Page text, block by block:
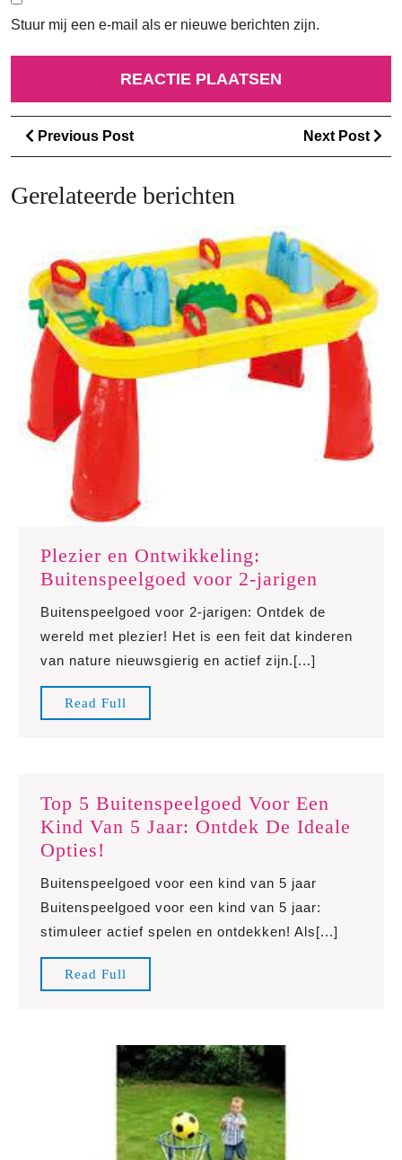
Stuur mij een e-mail als er nieuwe berichten zijn.
Berichtnavigatie
Previous PostPrevious
Post
Next Post
Gerelateerde berichten
Plezier en Ontwikkeling:
Buitenspeelgoed voor 2-jarigen
Buitenspeelgoed voor 2-jarigen: Ontdek de
wereld met plezier! Het is een feit dat kinderen
van nature nieuwsgierig en actief zijn.[...]
Read Full
Full
Top 5 Buitenspeelgoed Voor Een
Kind Van 5 Jaar: Ontdek De Ideale
Opties!
Buitenspeelgoed
Voor
Een
Kind
Van
Ontdek
De
Ideale
Opties!
Buitenspeelgoed voor een kind van 5 jaar
Buitenspeelgoed voor een kind van 5 jaar:
stimuleer actief spelen en ontdekken! Als[...]
Read Full
Full